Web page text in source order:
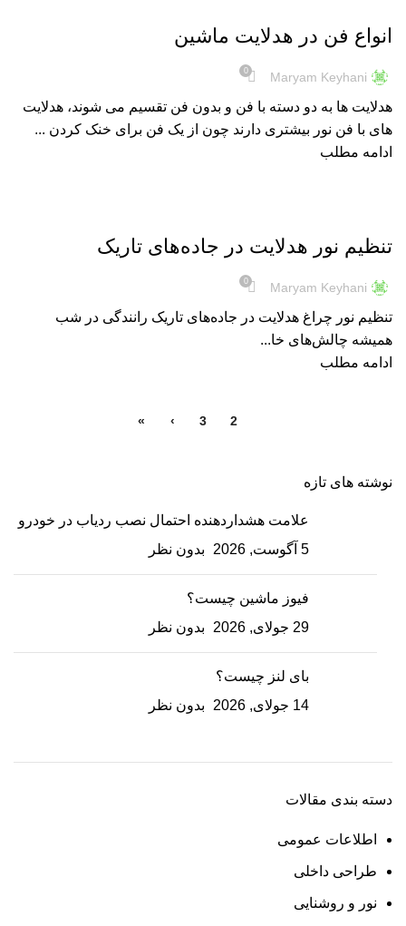
انواع فن در هدلایت ماشین
Maryam Keyhani
0
هدلایت ها به دو دسته با فن و بدون فن تقسیم می شوند، هدلایت
های با فن نور بیشتری دارند چون از یک فن برای خنک کردن ...
ادامه مطلب
تنظیم نور هدلایت در جاده‌های تاریک
Maryam Keyhani
0
تنظیم نور چراغ هدلایت در جاده‌های تاریک رانندگی در شب
همیشه چالش‌های خا...
ادامه مطلب
2
3
›
»
نوشته های تازه
علامت هشداردهنده احتمال نصب ردیاب در خودرو
5 آگوست, 2026
بدون نظر
فیوز ماشین چیست؟
29 جولای, 2026
بدون نظر
بای لنز چیست؟
14 جولای, 2026
بدون نظر
دسته بندی مقالات
اطلاعات عمومی
طراحی داخلی
نور و روشنایی